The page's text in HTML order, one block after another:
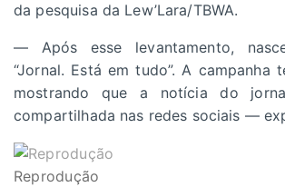
da pesquisa da Lew’Lara/TBWA.
— Após esse levantamento,
“Jornal. Está em tudo”. A campanha
mostrando que a notícia do
compartilhada nas redes sociais —
Reprodução